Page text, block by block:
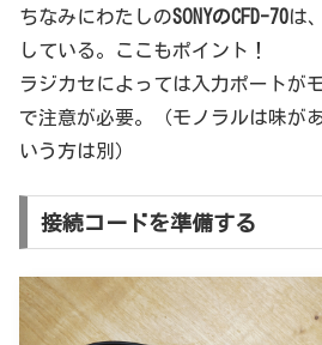
ちなみにわたしのSONYのCFD-70は、
している。ここもポイント！
ラジカセによっては入力ポートが
で注意が必要。（モノラルは味が
いう方は別）
接続コードを準備する